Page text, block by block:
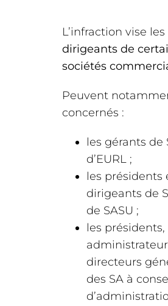
L’infraction vise les
dirigeants de
sociétés
Peuvent
concernés :
les gérants de
d’EURL ;
les présidents
dirigeants de
de SASU ;
les présidents,
directeurs
des SA à